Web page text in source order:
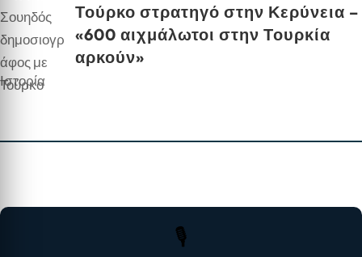
Τούρκο στρατηγό στην Κερύνεια –
«600 αιχμάλωτοι στην Τουρκία
αρκούν»
Ιστορία
🎙